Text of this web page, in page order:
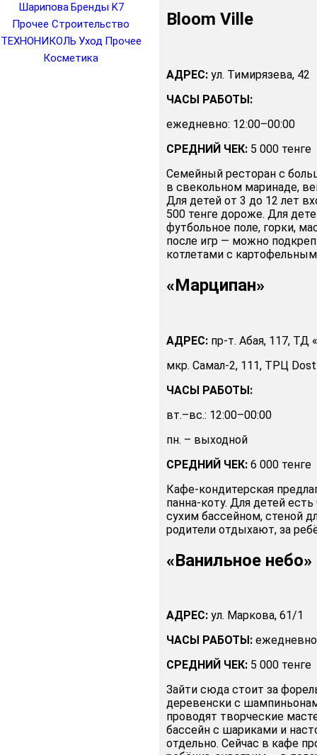
Шарипова Бренды K7
Прочее Строительство
ТЕХНОНИКОЛЬ Уход Прочее
Косметика
Bloom Ville
АДРЕС: ул. Тимирязева, 42
ЧАСЫ РАБОТЫ:
ежедневно: 12:00–00:00
СРЕДНИЙ ЧЕК: 5 000 тенге
Семейный ресторан с
в свекольном маринаде,
Для детей от 3 до 12 лет
500 тенге дороже. Для
футбольное поле, горки,
после игр — можно
котлетами с
«Марципан»
АДРЕС: пр-т. Абая, 117, ТД
мкр. Самал-2, 111, ТРЦ
ЧАСЫ РАБОТЫ:
вт.–вс.: 12:00–00:00
пн. – выходной
СРЕДНИЙ ЧЕК: 6 000 тенге
Кафе-кондитерская
панна-коту. Для детей
сухим бассейном, стеной
родители отдыхают, за
«Ванильное небо»
АДРЕС: ул. Маркова, 61/1
ЧАСЫ РАБОТЫ:
СРЕДНИЙ ЧЕК: 5 000 тенге
Зайти сюда стоит за
деревенски с
проводят творческие
бассейн с шариками и
отдельно. Сейчас в кафе